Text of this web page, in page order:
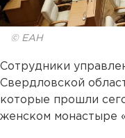
© ЕАН
Сотрудники
Свердловской
которые прошли
женском монастыре